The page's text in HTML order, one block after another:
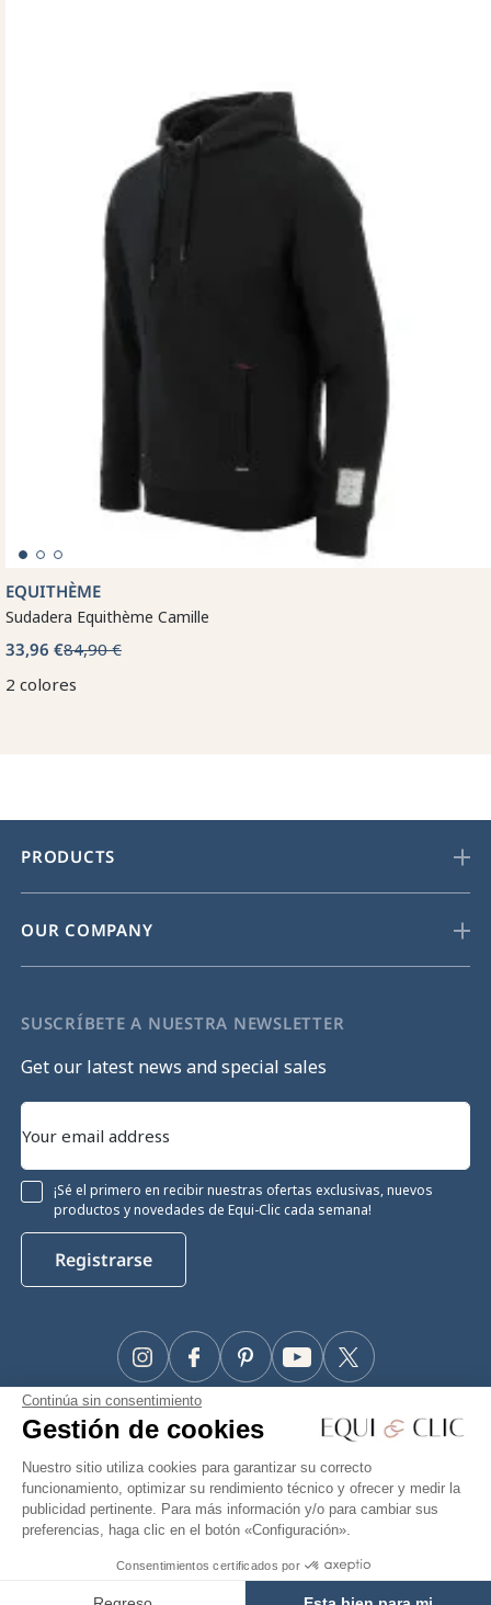
Continúa sin consentimiento
Gestión de cookies
Nuestro sitio utiliza cookies para garantizar su correcto
funcionamiento, optimizar su rendimiento técnico y ofrecer y medir la
publicidad pertinente. Para más información y/o para cambiar sus
preferencias, haga clic en el botón «Configuración».
Consentimientos certificados por
Add to cart
EQUITHÈME
Sudadera Equithème Camille
33,96 €84,90 €
2 colores
PRODUCTS
OUR COMPANY
SUSCRÍBETE A NUESTRA NEWSLETTER
Get our latest news and special sales
¡Sé el primero en recibir nuestras ofertas exclusivas, nuevos
productos y novedades de Equi-Clic cada semana!
Registrarse
Facebook Twitter
YouTube
Pinterest
Instagram
#Makeyourhorseapriority
🫶
Equiclic © 2026
Gestión de cookies